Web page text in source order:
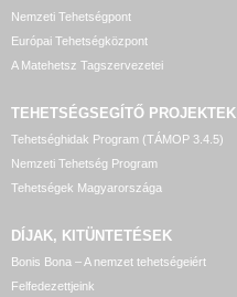
Nemzeti Tehetségpont
Európai Tehetségközpont
A Matehetsz Tagszervezetei
TEHETSÉGSEGÍTŐ PROJEKTEK
Tehetséghidak Program (TÁMOP 3.4.5)
Nemzeti Tehetség Program
Tehetségek Magyarországa
DÍJAK, KITÜNTETÉSEK
Bonis Bona – A nemzet tehetségeiért
Felfedezettjeink